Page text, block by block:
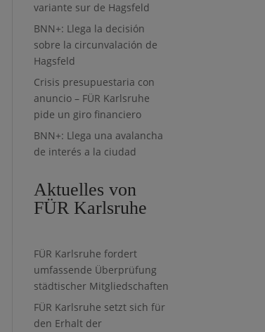
variante sur de Hagsfeld
BNN+: Llega la decisión
sobre la circunvalación de
Hagsfeld
Crisis presupuestaria con
anuncio – FÜR Karlsruhe
pide un giro financiero
BNN+: Llega una avalancha
de interés a la ciudad
Aktuelles von
FÜR Karlsruhe
FÜR Karlsruhe fordert
umfassende Überprüfung
städtischer Mitgliedschaften
FÜR Karlsruhe setzt sich für
den Erhalt der